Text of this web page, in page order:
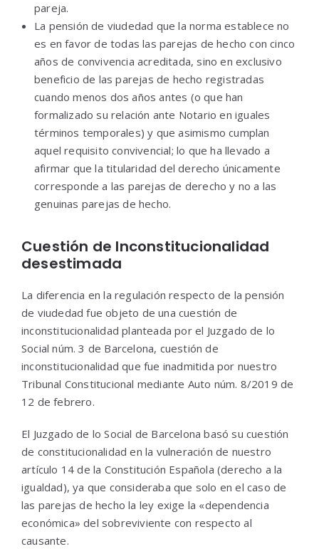
pareja.
La pensión de viudedad que la norma establece no
es en favor de todas las parejas de hecho con cinco
años de convivencia acreditada, sino en exclusivo
beneficio de las parejas de hecho registradas
cuando menos dos años antes (o que han
formalizado su relación ante Notario en iguales
términos temporales) y que asimismo cumplan
aquel requisito convivencial; lo que ha llevado a
afirmar que la titularidad del derecho únicamente
corresponde a las parejas de derecho y no a las
genuinas parejas de hecho.
Cuestión de Inconstitucionalidad
desestimada
La diferencia en la regulación respecto de la pensión
de viudedad fue objeto de una cuestión de
inconstitucionalidad planteada por el Juzgado de lo
Social núm. 3 de Barcelona, cuestión de
inconstitucionalidad que fue inadmitida por nuestro
Tribunal Constitucional mediante Auto núm. 8/2019 de
12 de febrero.
El Juzgado de lo Social de Barcelona basó su cuestión
de constitucionalidad en la vulneración de nuestro
artículo 14 de la Constitución Española (derecho a la
igualdad), ya que consideraba que solo en el caso de
las parejas de hecho la ley exige la «dependencia
económica» del sobreviviente con respecto al
causante.